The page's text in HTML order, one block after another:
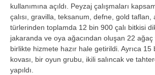
kullanımına açıldı. Peyzaj çalışmaları
çalısı, gravilla, teksanum, defne, gold taflan,
türlerinden toplamda 12 bin 900 çalı bitkisi
jakaranda ve oya ağacından oluşan 22 ağaç
birlikte hizmete hazır hale getirildi. Ayrıca 15
kovası, bir oyun grubu, ikili salıncak ve
yapıldı.